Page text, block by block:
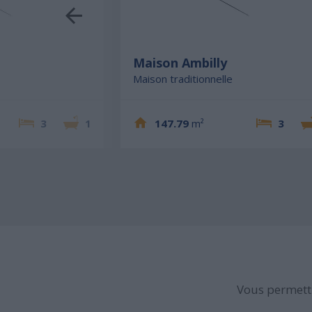
3 1
Maison Ambilly
Maison traditionnelle
147.79 m² 3
Vous